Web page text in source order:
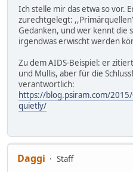
Ich stelle mir das etwa so vor.
zurechtgelegt:
Gedanken, und wer kennt die
irgendwas erwischt werden
Zu dem AIDS-Beispiel: er
und Mullis, aber für die
verantwortlich:
https://blog.psiram.com/
quietly/
Daggi
Staff